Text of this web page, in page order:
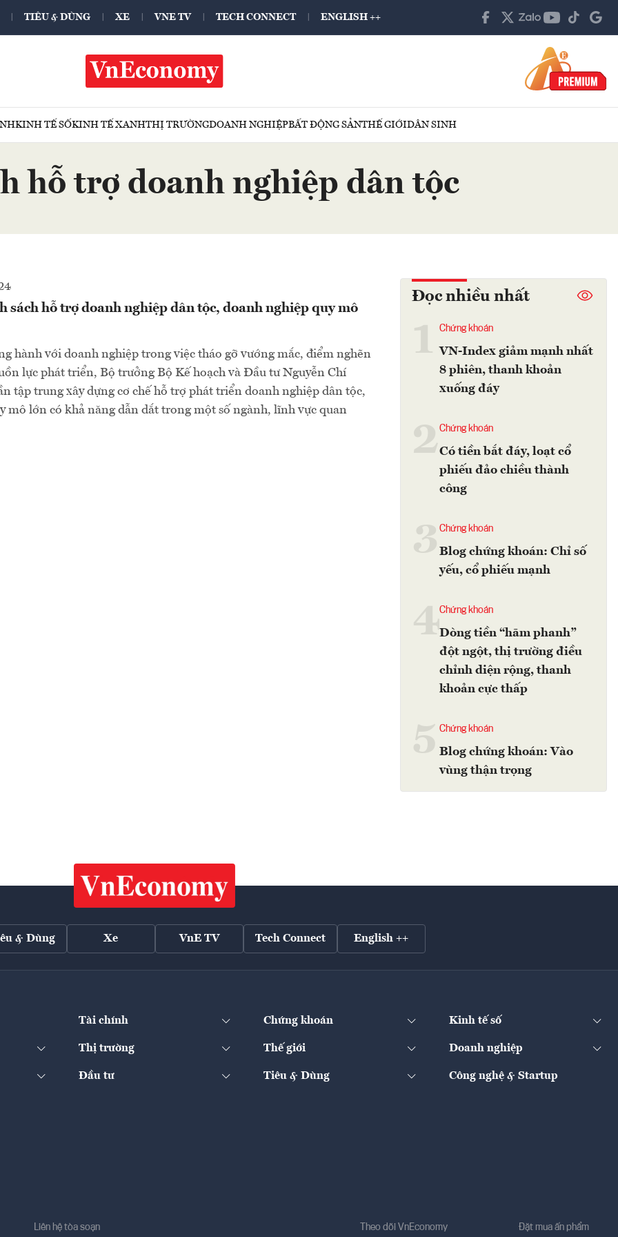
TIÊU & DÙNG XE VNE TV TECH CONNECT ENGLISH ++
KINH TẾ SỐKINH TẾ XANHTHỊ TRƯỜNGDOANH NGHIỆPBẤT ĐỘNG SẢNTHẾ GIỚIDÂN SINH
hỗ trợ doanh nghiệp dân tộc
sách hỗ trợ doanh nghiệp dân tộc, doanh nghiệp quy mô
hành với doanh nghiệp trong việc tháo gỡ vướng mắc, điểm nghẽn
lực phát triển, Bộ trưởng Bộ Kế hoạch và Đầu tư Nguyễn Chí
tập trung xây dựng cơ chế hỗ trợ phát triển doanh nghiệp dân tộc,
mô lớn có khả năng dẫn dắt trong một số ngành, lĩnh vực quan
Đọc nhiều nhất
Chứng khoán
VN-Index giảm mạnh nhất
8 phiên, thanh khoản
xuống đáy
2Chứng khoán
Có tiền bắt đáy, loạt cổ
phiếu đảo chiều thành
công
Chứng khoán
Blog chứng khoán: Chỉ số
yếu, cổ phiếu mạnh
4Chứng khoán
Dòng tiền “hãm phanh”
đột ngột, thị trường điều
chỉnh diện rộng, thanh
khoản cực thấp
Chứng khoán
Blog chứng khoán: Vào
vùng thận trọng
& Dùng Xe VnE TV Tech Connect English ++
Tài chính Chứng khoán Kinh tế số
Thị trường Thế giới Doanh nghiệp
Đầu tư Tiêu & Dùng Công nghệ & Startup
Liên hệ tòa soạn Theo dõi VnEconomy Đặt mua ấn phẩm